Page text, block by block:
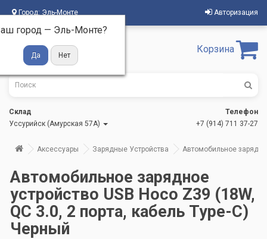
Город: Эль-Монте
город — Эль-Монте?
Авторизация
Корзина
Склад
Уссурийск (Амурская 57А)
Телефон
+7 (914) 711 37-27
Аксессуары Зарядные Устройства Автомобильное
Автомобильное зарядное
устройство USB Hoco Z39 (18W,
QC 3.0, 2 порта, кабель Type-C)
Черный